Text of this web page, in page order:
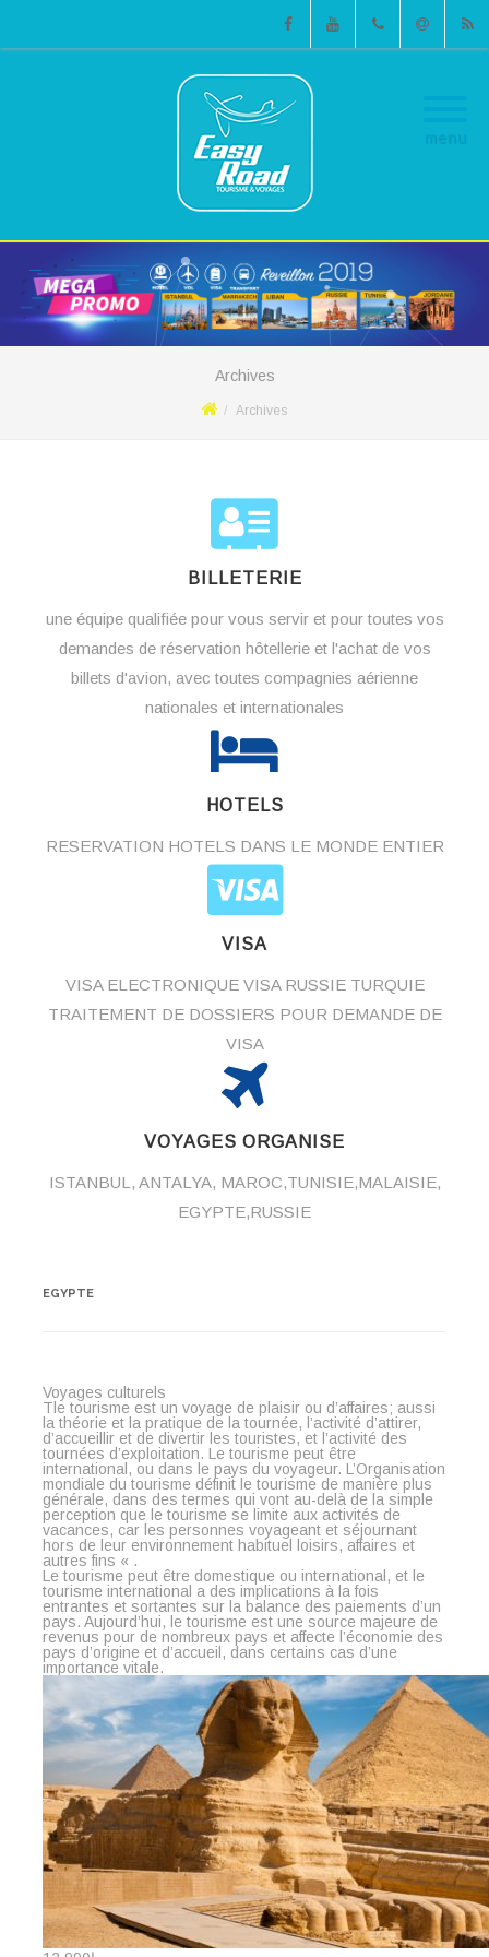
Facebook
menu
Archives
Archives
BILLETERIE
une équipe qualifiée pour vous servir et pour toutes vos
demandes de réservation hôtellerie et l'achat de vos
billets d'avion, avec toutes compagnies aérienne
nationales et internationales
HOTELS
RESERVATION HOTELS DANS LE MONDE ENTIER
VISA
VISA ELECTRONIQUE VISA RUSSIE TURQUIE
TRAITEMENT DE DOSSIERS POUR DEMANDE DE
VISA
VOYAGES ORGANISE
ISTANBUL, ANTALYA, MAROC,TUNISIE,MALAISIE,
EGYPTE,RUSSIE
EGYPTE
Voyages culturels
Tle tourisme est un voyage de plaisir ou d’affaires; aussi
la théorie et la pratique de la tournée, l’activité d’attirer,
d’accueillir et de divertir les touristes, et l’activité des
tournées d’exploitation. Le tourisme peut être
international, ou dans le pays du voyageur. L’Organisation
mondiale du tourisme définit le tourisme de manière plus
générale, dans des termes qui vont au-delà de la simple
perception que le tourisme se limite aux activités de
vacances, car les personnes voyageant et séjournant
hors de leur environnement habituel loisirs, affaires et
autres fins « .
Le tourisme peut être domestique ou international, et le
tourisme international a des implications à la fois
entrantes et sortantes sur la balance des paiements d’un
pays. Aujourd’hui, le tourisme est une source majeure de
revenus pour de nombreux pays et affecte l’économie des
pays d’origine et d’accueil, dans certains cas d’une
importance vitale.